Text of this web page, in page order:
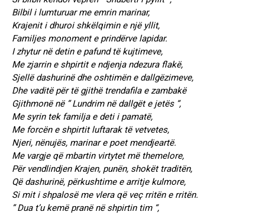
Bilbil i lumturuar me emrin marinar,
Krajenit i dhuroi shkëlqimin e një yllit,
Familjes monoment e prindërve lapidar.
I zhytur në detin e pafund të kujtimeve,
Me zjarrin e shpirtit e ndjenja ndezura flakë,
Sjellë dashurinë dhe oshtimën e dallgëzimeve,
Dhe vaditë për të gjithë trendafila e zambakë
Gjithmonë në ” Lundrim në dallgët e jetës “,
Me syrin tek familja e deti i pamatë,
Me forcën e shpirtit luftarak të vetvetes,
Njeri, nënujës, marinar e poet mendjeartë.
Me vargje që mbartin virtytet më themelore,
Për vendlindjen Krajen, punën, shokët traditën,
Që dashurinë, përkushtime e arritje kulmore,
Si mit i shpalosë me vlera që veç rritën e rritën.
” Dua t’u kemë pranë në shpirtin tim “,